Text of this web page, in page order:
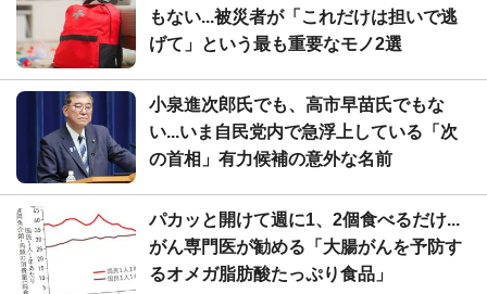
もない...被災者が「これだけは担いで逃
げて」という最も重要なモノ2選
小泉進次郎氏でも、高市早苗氏でもな
い...いま自民党内で急浮上している「次
の首相」有力候補の意外な名前
パカッと開けて週に1、2個食べるだけ...
がん専門医が勧める「大腸がんを予防す
るオメガ脂肪酸たっぷり食品」